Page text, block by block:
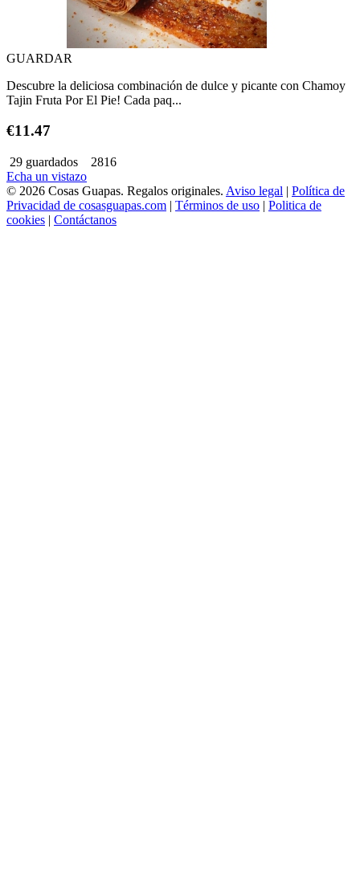
GUARDAR
Descubre la deliciosa combinación de dulce y picante con Chamoy
Tajin Fruta Por El Pie! Cada paq...
€11.47
29 guardados
2816
Echa un vistazo
© 2026 Cosas Guapas. Regalos originales. Aviso legal | Política de
Privacidad de cosasguapas.com | Términos de uso | Politica de
cookies | Contáctanos